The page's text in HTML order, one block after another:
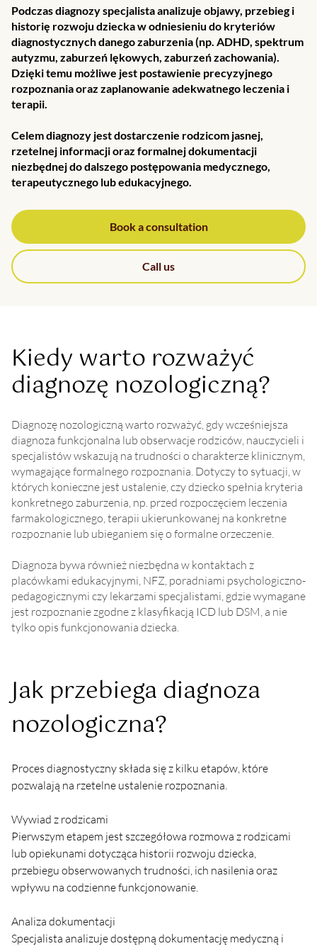
Podczas diagnozy specjalista analizuje objawy, przebieg i
historię rozwoju dziecka w odniesieniu do kryteriów
diagnostycznych danego zaburzenia (np. ADHD, spektrum
autyzmu, zaburzeń lękowych, zaburzeń zachowania).
Dzięki temu możliwe jest postawienie precyzyjnego
rozpoznania oraz zaplanowanie adekwatnego leczenia i
terapii.
Celem diagnozy jest dostarczenie rodzicom jasnej,
rzetelnej informacji oraz formalnej dokumentacji
niezbędnej do dalszego postępowania medycznego,
terapeutycznego lub edukacyjnego.
Book a consultation
Call us
Kiedy warto rozważyć
diagnozę nozologiczną?
Diagnozę nozologiczną warto rozważyć, gdy wcześniejsza
diagnoza funkcjonalna lub obserwacje rodziców, nauczycieli i
specjalistów wskazują na trudności o charakterze klinicznym,
wymagające formalnego rozpoznania. Dotyczy to sytuacji, w
których konieczne jest ustalenie, czy dziecko spełnia kryteria
konkretnego zaburzenia, np. przed rozpoczęciem leczenia
farmakologicznego, terapii ukierunkowanej na konkretne
rozpoznanie lub ubieganiem się o formalne orzeczenie.
Diagnoza bywa również niezbędna w kontaktach z
placówkami edukacyjnymi, NFZ, poradniami psychologiczno-
pedagogicznymi czy lekarzami specjalistami, gdzie wymagane
jest rozpoznanie zgodne z klasyfikacją ICD lub DSM, a nie
tylko opis funkcjonowania dziecka.
Jak przebiega diagnoza
nozologiczna?
Proces diagnostyczny składa się z kilku etapów, które
pozwalają na rzetelne ustalenie rozpoznania.
Wywiad z rodzicami
Pierwszym etapem jest szczegółowa rozmowa z rodzicami
lub opiekunami dotycząca historii rozwoju dziecka,
przebiegu obserwowanych trudności, ich nasilenia oraz
wpływu na codzienne funkcjonowanie.
Analiza dokumentacji
Specjalista analizuje dostępną dokumentację medyczną i